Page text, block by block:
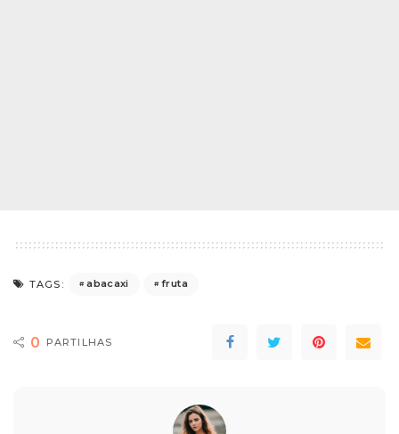
TAGS: abacaxi fruta
0 PARTILHAS